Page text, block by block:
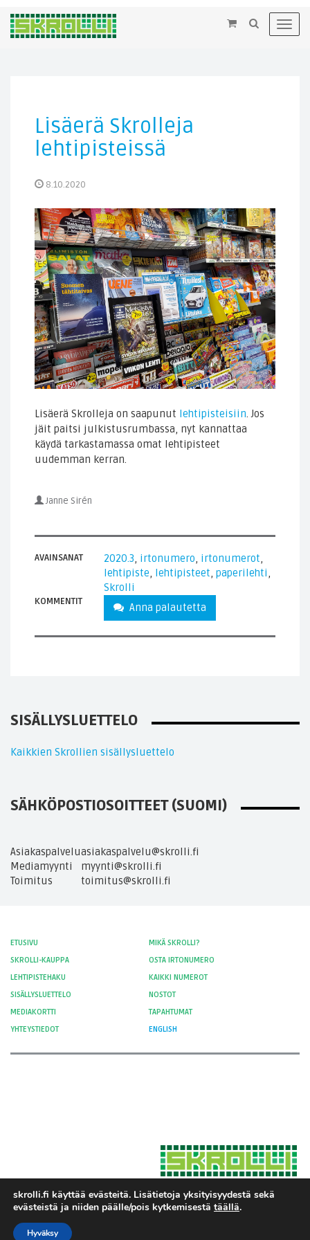
×
Lisäerä Skrolleja
lehtipisteissä
8.10.2020
Lisäerä Skrolleja on saapunut lehtipisteisiin . Jos
jäit paitsi julkistusrumbassa, nyt kannattaa
käydä tarkastamassa omat lehtipisteet
uudemman kerran.
Janne Sirén
AVAINSANAT 2020.3 irtonumero irtonumerot
lehtipiste lehtipisteet paperilehti
Skrolli
KOMMENTIT Anna palautetta
SISÄLLYSLUETTELO
Kaikkien Skrollien sisällysluettelo
SÄHKÖPOSTIOSOITTEET (SUOMI)
Asiakaspalveluasiakaspalvelu@skrolli.fi
Mediamyynti
myynti@skrolli.fi
Toimitus
toimitus@skrolli.fi
ETUSIVU
MIKÄ SKROLLI?
SKROLLI-KAUPPA
OSTA IRTONUMERO
LEHTIPISTEHAKU
KAIKKI NUMEROT
SISÄLLYSLUETTELO
NOSTOT
MEDIAKORTTI
TAPAHTUMAT
YHTEYSTIEDOT
ENGLISH
Hosted by Moment Digital
skrolli.fi käyttää evästeitä. Lisätietoja yksityisyydestä sekä
evästeistä ja niiden päälle/pois kytkemisestä täällä.
Hyväksy